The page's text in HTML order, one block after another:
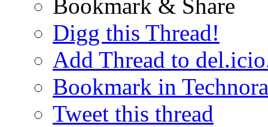
Bookmark & Share
Digg this Thread!
Add Thread to
Bookmark in
Tweet this thread